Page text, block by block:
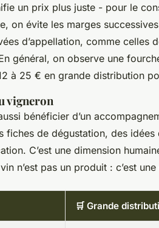
un prix plus juste - pour le
on évite les marges
d’appellation, comme celles
général, on observe une
à 25 € en grande distribution
vigneron
bénéficier d’un
fiches de dégustation, des idées
C’est une dimension
n’est pas un produit : c’est
🛒 Grande